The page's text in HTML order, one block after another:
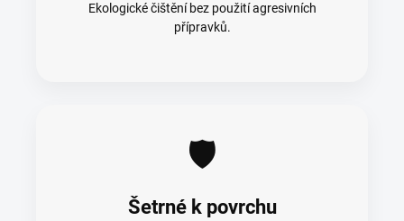
Ekologické čištění bez použití agresivních
přípravků.
🛡️
Šetrné k povrchu